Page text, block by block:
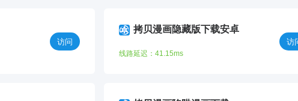
访问
拷贝漫画隐藏版下载安卓
线路延迟：41.15ms
访